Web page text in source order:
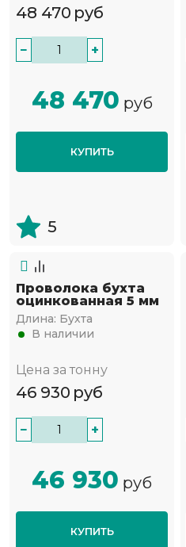
48 470 руб
− +
48 470 руб
КУПИТЬ
5
Проволока бухта
оцинкованная 5 мм
Длина: Бухта
В наличии
Цена за тонну
46 930 руб
− +
46 930 руб
КУПИТЬ